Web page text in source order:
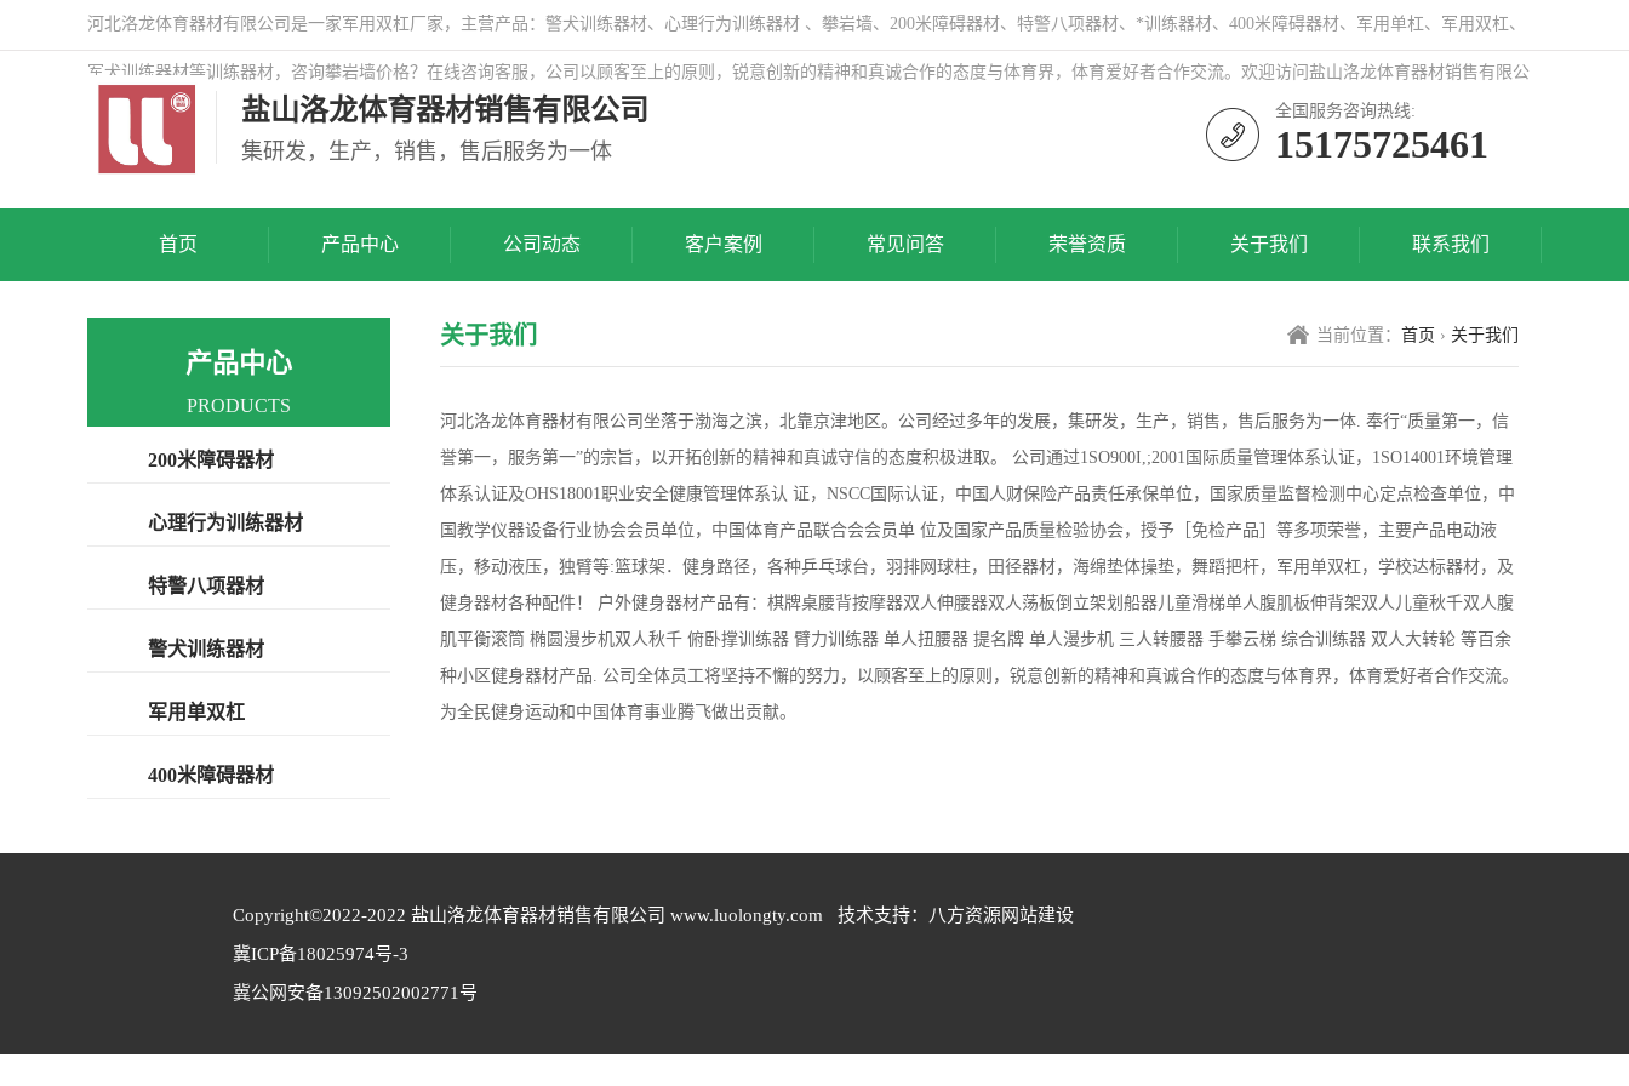
河北洛龙体育器材有限公司是一家军用双杠厂家，主营产品：警犬训练器材、心理行为训练器材 、攀岩墙、200米障碍器材、特警八项器材、*训练器材、400米障碍器材、军用单杠、军用双杠、
军犬训练器材等训练器材，咨询攀岩墙价格？在线咨询客服，公司以顾客至上的原则，锐意创新的精神和真诚合作的态度与体育界，体育爱好者合作交流。欢迎访问盐山洛龙体育器材销售有限公
盐山洛龙体育器材销售有限公司
集研发，生产，销售，售后服务为一体
全国服务咨询热线:
15175725461
首页 产品中心 公司动态 客户案例 常见问答 荣誉资质 关于我们 联系我们
产品中心
PRODUCTS
200米障碍器材
心理行为训练器材
特警八项器材
警犬训练器材
军用单双杠
400米障碍器材
关于我们 当前位置： 首页 › 关于我们
河北洛龙体育器材有限公司坐落于渤海之滨，北靠京津地区。公司经过多年的发展，集研发，生产，销售，售后服务为一体. 奉行“质量第一，信
誉第一，服务第一”的宗旨，以开拓创新的精神和真诚守信的态度积极进取。 公司通过1SO900I,;2001国际质量管理体系认证，1SO14001环境管理
体系认证及OHS18001职业安全健康管理体系认 证，NSCC国际认证，中国人财保险产品责任承保单位，国家质量监督检测中心定点检查单位，中
国教学仪器设备行业协会会员单位，中国体育产品联合会会员单 位及国家产品质量检验协会，授予［免检产品］等多项荣誉，主要产品电动液
压，移动液压，独臂等:篮球架．健身路径，各种乒乓球台，羽排网球柱，田径器材，海绵垫体操垫，舞蹈把杆，军用单双杠，学校达标器材，及
健身器材各种配件！ 户外健身器材产品有：棋牌桌腰背按摩器双人伸腰器双人荡板倒立架划船器儿童滑梯单人腹肌板伸背架双人儿童秋千双人腹
肌平衡滚筒 椭圆漫步机双人秋千 俯卧撑训练器 臂力训练器 单人扭腰器 提名牌 单人漫步机 三人转腰器 手攀云梯 综合训练器 双人大转轮 等百余
种小区健身器材产品. 公司全体员工将坚持不懈的努力，以顾客至上的原则，锐意创新的精神和真诚合作的态度与体育界，体育爱好者合作交流。
为全民健身运动和中国体育事业腾飞做出贡献。
Copyright©2022-2022 盐山洛龙体育器材销售有限公司 www.luolongty.com   技术支持：八方资源 网站建设
冀ICP备18025974号-3
冀公网安备13092502002771号